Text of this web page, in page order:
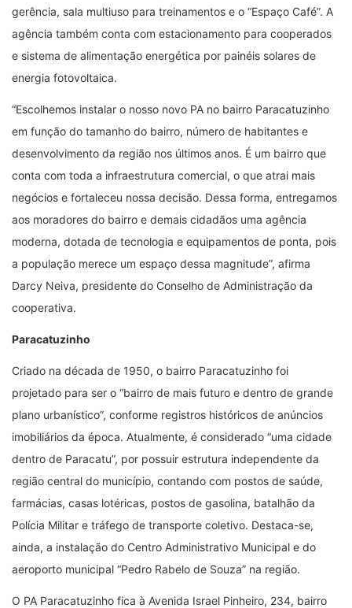
gerência, sala multiuso para treinamentos e o “Espaço Café”. A
agência também conta com estacionamento para cooperados
e sistema de alimentação energética por painéis solares de
energia fotovoltaica.
“Escolhemos instalar o nosso novo PA no bairro Paracatuzinho
em função do tamanho do bairro, número de habitantes e
desenvolvimento da região nos últimos anos. É um bairro que
conta com toda a infraestrutura comercial, o que atrai mais
negócios e fortaleceu nossa decisão. Dessa forma, entregamos
aos moradores do bairro e demais cidadãos uma agência
moderna, dotada de tecnologia e equipamentos de ponta, pois
a população merece um espaço dessa magnitude”, afirma
Darcy Neiva, presidente do Conselho de Administração da
cooperativa.
Paracatuzinho
Criado na década de 1950, o bairro Paracatuzinho foi
projetado para ser o “bairro de mais futuro e dentro de grande
plano urbanístico”, conforme registros históricos de anúncios
imobiliários da época. Atualmente, é considerado “uma cidade
dentro de Paracatu”, por possuir estrutura independente da
região central do município, contando com postos de saúde,
farmácias, casas lotéricas, postos de gasolina, batalhão da
Polícia Militar e tráfego de transporte coletivo. Destaca-se,
ainda, a instalação do Centro Administrativo Municipal e do
aeroporto municipal “Pedro Rabelo de Souza” na região.
O PA Paracatuzinho fica à Avenida Israel Pinheiro, 234, bairro